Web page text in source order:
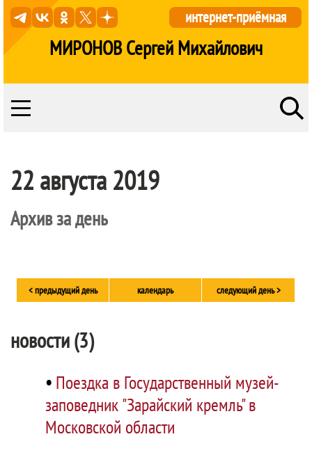
МИРОНОВ Сергей Михайлович
интернет-приёмная
22 августа 2019
Архив за день
< предыдущий день календарь следующий день >
новости (3)
• Поездка в Государственный музей-
заповедник "Зарайский кремль" в
Московской области